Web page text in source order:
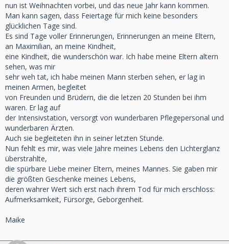
nun ist Weihnachten vorbei, und das neue Jahr kann kommen.
Man kann sagen, dass Feiertage für mich keine besonders
glücklichen Tage sind.
Es sind Tage voller Erinnerungen, Erinnerungen an meine Eltern,
an Maximilian, an meine Kindheit,
eine Kindheit, die wunderschön war. Ich habe meine Eltern altern
sehen, was mir
sehr weh tat, ich habe meinen Mann sterben sehen, er lag in
meinen Armen, begleitet
von Freunden und Brüdern, die die letzen 20 Stunden bei ihm
waren. Er lag auf
der Intensivstation, versorgt von wunderbaren Pflegepersonal und
wunderbaren Ärzten.
Auch sie begleiteten ihn in seiner letzten Stunde.
Nun fehlt es mir, was viele Jahre meines Lebens den Lichterglanz
überstrahlte,
die spürbare Liebe meiner Eltern, meines Mannes. Sie gaben mir
die größten Geschenke meines Lebens,
deren wahrer Wert sich erst nach ihrem Tod für mich erschloss:
Aufmerksamkeit, Fürsorge, Geborgenheit.
Maike